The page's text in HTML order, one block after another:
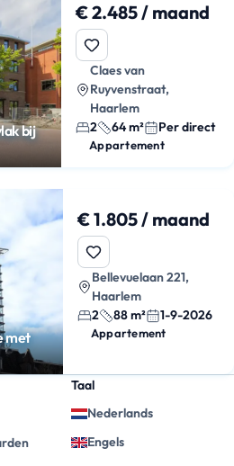
bij
€ 2.485 / maand
Claes van
Ruyvenstraat,
Haarlem
2
64 m² Per direct
Appartement
met
€ 1.805 / maand
Bellevuelaan 221,
Haarlem
2
88 m² 1-9-2026
Appartement
Taal
Nederlands
Engels